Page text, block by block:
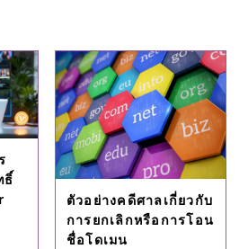
ธิ์
ตัวอย่างคดีศาลเกี่ยวกับ
การยกเลิกหรือการโอน
ชื่อโดเมน